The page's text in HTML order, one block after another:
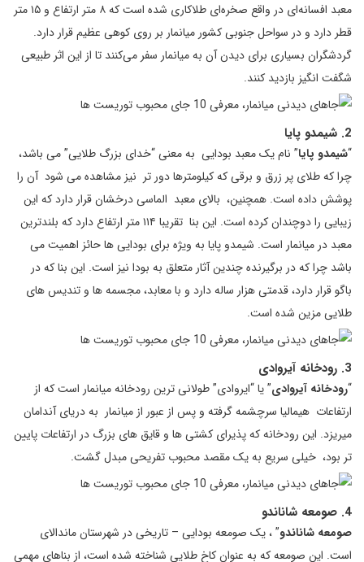
معبد افسانه‌ای در واقع صخره‌ای طلاکاری شده است که ۸ متر ارتفاع و ۱۵ متر
قطر دارد و در سواحل جنوبی کشور میانمار بر روی کوهی عظیم قرار دارد.
گردشگران بسیاری برای دیدن آن به میانمار سفر می‌کنند تا از این اثر طبیعی
شگفت انگیز بازدید کنند.
2. شیمدو پایا
“شیمدو پایا” نام یک معبد بودایی به معنی “خدای بزرگ طلایی” می باشد،
چرا که طلای پر زرق و برقی که کیلومترها دور تر نیز مشاهده می شود آن را
پوشش داده است. همچنین، بالای معبد الماسی درخشان قرار دارد که این
زیبایی را دوچندان کرده است. این بنا تقریبا ۱۱۴ متر ارتفاع دارد که بلندترین
معبد در میانمار است. شیمدو پایا به ویژه برای بودایی ها حائز اهمیت می
باشد چرا که در برگیرنده چندین آثار متعلق به بودا نیز است. این بنا که در
باگو قرار دارد، قدمتی هزار ساله دارد و با معابد، مجسمه ها و تندیس های
طلایی مزین شده است.
3. رودخانه آیروادی
“رودخانه آیروادی” یا “ایروادی” طولانی ترین رودخانه میانمار است که از
ارتفاعات هیمالیا سرچشمه گرفته و پس از عبور از میانمار به دریای آندامان
میریزد. این رودخانه که پذیرای کشتی ها و قایق های بزرگ در ارتفاعات پایین
تر بود، خیلی سریع به یک مقصد محبوب تفریحی مبدل گشت.
4. صومعه شاناندو
صومعه شاناندو” ، یک صومعه بودایی – تاریخی در شهرستان ماندالای
است. این صومعه که به عنوان کاخ طلایی شناخته شده است، از بناهای مهمی